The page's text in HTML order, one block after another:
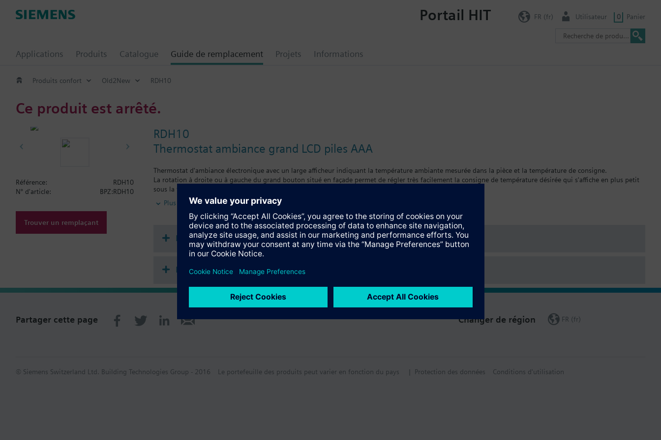
Applications Produits Catalogue Guide de remplacement Projets Informations
Portail HIT FR (fr) Utilisateur 0 Panier
Produits confort Old2New RDH10
Ce produit est arrêté.
RDH10
Thermostat ambiance grand LCD piles AAA
Thermostat d'ambiance électronique avec un large afficheur indiquant la température ambiante mesurée dans la pièce et la température de consigne.
La rotation à droite ou à gauche du grand bouton situé en façade permet de régler très facilement la consigne de température désirée qui s'affiche en plus petit
sous la température mesurée.
Alimenté par 2 piles fournies, avec réserve de marche lors de leur remplacement.
Raccordement 2 fils.
Thermostat d'ambiance à écran LCD - Piles AA
Plus
Référence:
RDH10
N° d'article:
BPZ:RDH10
Trouver un remplaçant
Documentation
Récapitulatif technique
Partager cette page Changer de région FR (fr)
© Siemens Switzerland Ltd. Building Technologies Group - 2016 Le portefeuille des produits peut varier en fonction du pays | Protection des données Conditions d'utilisation